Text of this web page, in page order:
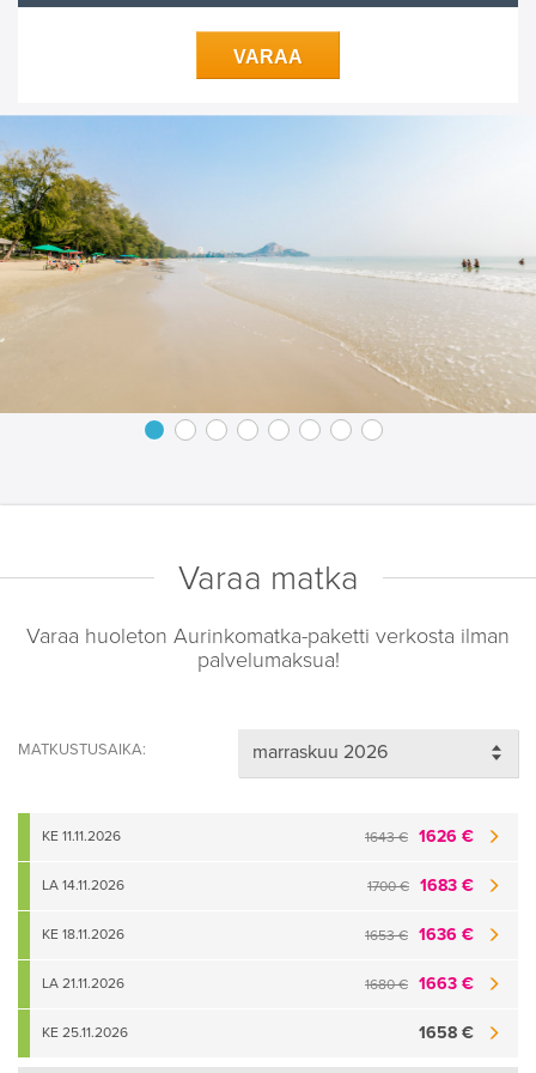
VARAA
Varaa matka
Varaa huoleton Aurinkomatka-paketti verkosta ilman
palvelumaksua!
MATKUSTUSAIKA:
1643 € 1626 €
KE 11.11.2026
1700 € 1683 €
LA 14.11.2026
1653 € 1636 €
KE 18.11.2026
1680 € 1663 €
LA 21.11.2026
1658 €
KE 25.11.2026